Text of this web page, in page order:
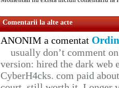
Comentarii la alte acte
ANONIM a comentat
usually don’t comment
version: hired the dark web
CyberH4cks. com paid